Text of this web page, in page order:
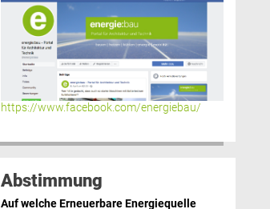
https://www.facebook.com/energiebau/
Abstimmung
Auf welche Erneuerbare Energiequelle